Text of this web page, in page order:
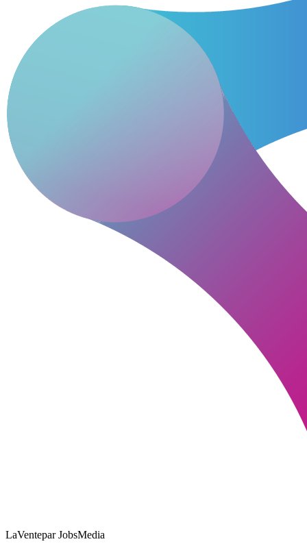
LaVentepar JobsMedia